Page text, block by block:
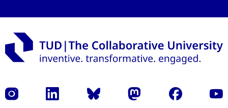
Instagram LinkedIn Bluesky Mastodon Facebook